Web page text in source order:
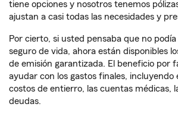
tiene opciones y nosotros tenemos
ajustan a casi todas las necesidades y
Por cierto, si usted pensaba que no
seguro de vida, ahora están disponibles
de emisión garantizada. El beneficio por
ayudar con los gastos finales, incluyendo
costos de entierro, las cuentas médicas,
deudas.